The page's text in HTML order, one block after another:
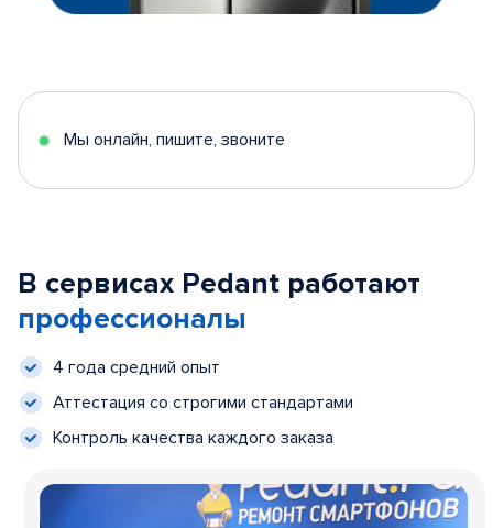
Мы онлайн, пишите, звоните
В сервисах Pedant работают
профессионалы
4 года средний опыт
Аттестация со строгими стандартами
Контроль качества каждого заказа